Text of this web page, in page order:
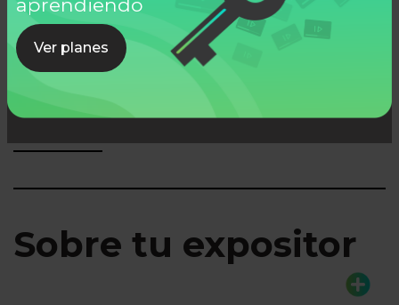
Ver planes
Lo que aprenderás
Sobre tu expositor